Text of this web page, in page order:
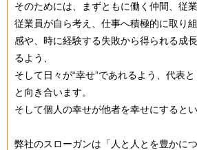
そのためには、まずともに働く仲間、従
従業員が自ら考え、仕事へ積極的に取り
感や、時に経験する失敗から得られる成
るよう、
そして日々が“幸せ”であれるよう、代表
と向き合います。
そして個人の幸せが他者を幸せにすると
弊社のスローガンは「人と人とを豊かに